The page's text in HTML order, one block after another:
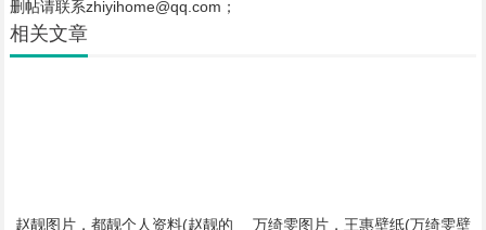
删帖请联系zhiyihome@qq.com；
相关文章
赵靓图片，都靓个人资料(赵靓的
万绮雯图片，王惠壁纸(万绮雯壁